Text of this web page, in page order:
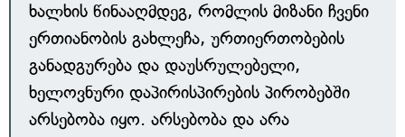
ხალხის წინააღმდეგ, რომლის მიზანი ჩვენი
ერთიანობის გახლეჩა, ურთიერთობების
განადგურება და დაუსრულებელი,
ხელოვნური დაპირისპირების პირობებში
არსებობა იყო. არსებობა და არა